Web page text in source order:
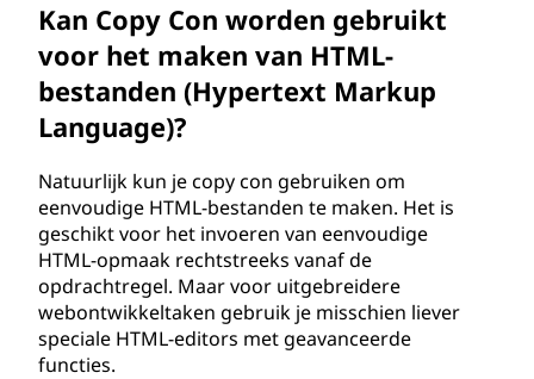
Kan Copy Con worden gebruikt
voor het maken van HTML-
bestanden (Hypertext Markup
Language)?
Natuurlijk kun je copy con gebruiken om
eenvoudige HTML-bestanden te maken. Het is
geschikt voor het invoeren van eenvoudige
HTML-opmaak rechtstreeks vanaf de
opdrachtregel. Maar voor uitgebreidere
webontwikkeltaken gebruik je misschien liever
speciale HTML-editors met geavanceerde
functies.